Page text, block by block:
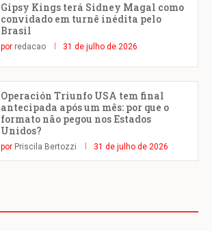
Gipsy Kings terá Sidney Magal como
convidado em turnê inédita pelo
Brasil
por redacao 31 de julho de 2026
Operación Triunfo USA tem final
antecipada após um mês: por que o
formato não pegou nos Estados
Unidos?
por Priscila Bertozzi 31 de julho de 2026